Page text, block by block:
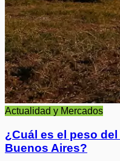
Actualidad y Mercados
¿Cuál es el peso
Buenos Aires?